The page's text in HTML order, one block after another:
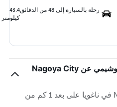
رحلة بالسيارة إلى 48 من الدقائق
43.4
كيلومتر
كم يبعد هوتل آند رومز ناجويا فوشيمي عن Nagoya City
Nagoya City Science Museum في ناغويا على بعد 1 كم من